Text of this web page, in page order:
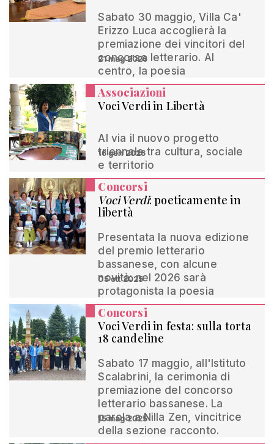
Sabato 30 maggio, Villa Ca'
Erizzo Luca accoglierà la
premiazione dei vincitori del
concorso letterario. Al
centro, la poesia
21 mag 2026
Associazioni
Voci Verdi in Libertà
Al via il nuovo progetto
triennale tra cultura, sociale
e territorio
16 gen 2026
Concorsi
Voci Verdi: poeticamente in
libertà
Presentata la nuova edizione
del premio letterario
bassanese, con alcune
novità: nel 2026 sarà
protagonista la poesia
05 ott 2025
Concorsi
Voci Verdi in festa: sulla torta
18 candeline
Sabato 17 maggio, all'Istituto
Scalabrini, la cerimonia di
premiazione del concorso
letterario bassanese. La
parola a Nilla Zen, vincitrice
della sezione racconto.
15 mag 2025